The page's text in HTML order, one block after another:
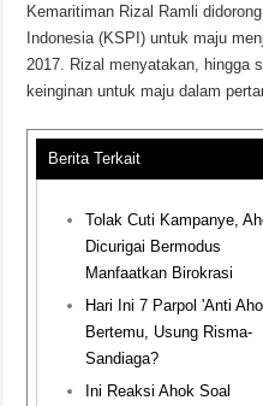
Kemaritiman Rizal Ramli
Indonesia (KSPI) untuk maju
2017. Rizal menyatakan, hingga
keinginan untuk maju dalam
Berita Terkait
Tolak Cuti Kampanye,
Dicurigai Bermodus
Manfaatkan Birokrasi
Hari Ini 7 Parpol 'Anti
Bertemu, Usung Risma-
Sandiaga?
Ini Reaksi Ahok Soal